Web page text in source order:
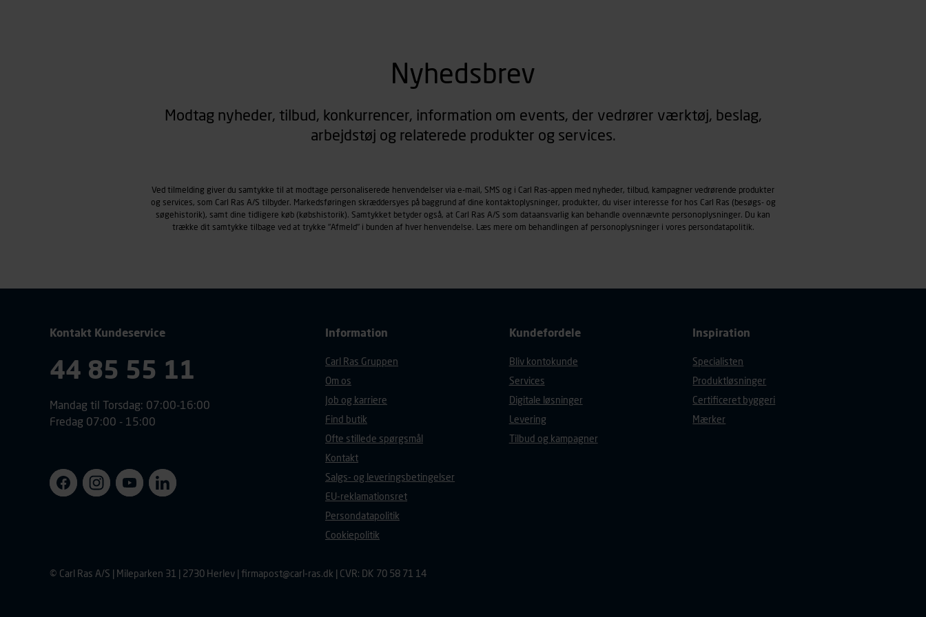
Nyhedsbrev
Modtag nyheder, tilbud, konkurrencer, information om events, der vedrører værktøj, beslag,
arbejdstøj og relaterede produkter og services.
Ved tilmelding giver du samtykke til at modtage personaliserede henvendelser via e-mail, SMS og i Carl Ras-appen med nyheder, tilbud, kampagner vedrørende produkter
og services, som Carl Ras A/S tilbyder. Markedsføringen skræddersyes på baggrund af dine kontaktoplysninger, produkter, du viser interesse for hos Carl Ras (besøgs- og
søgehistorik), samt dine tidligere køb (købshistorik). Samtykket betyder også, at Carl Ras A/S som dataansvarlig kan behandle ovennævnte personoplysninger. Du kan
trække dit samtykke tilbage ved at trykke "Afmeld" i bunden af hver henvendelse. Læs mere om behandlingen af personoplysninger i vores persondatapolitik.
Kontakt Kundeservice
44 85 55 11
Mandag til Torsdag: 07:00-16:00
Fredag 07:00 - 15:00
Information
Carl Ras Gruppen
Om os
Job og karriere
Find butik
Ofte stillede spørgsmål
Kontakt
Salgs- og leveringsbetingelser
EU-reklamationsret
Persondatapolitik
Cookiepolitik
Kundefordele
Bliv kontokunde
Services
Digitale løsninger
Levering
Tilbud og kampagner
Inspiration
Specialisten
Produktløsninger
Certificeret byggeri
Mærker
© Carl Ras A/S | Mileparken 31 | 2730 Herlev | firmapost@carl-ras.dk | CVR: DK 70 58 71 14